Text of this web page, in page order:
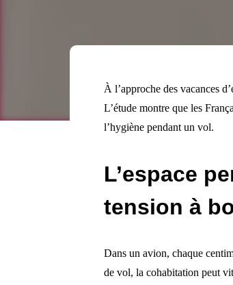
À l’approche des vacances
L’étude montre que les
l’hygiène pendant un vol.
L’espace
tension à
Dans un avion, chaque
de vol, la cohabitation peut